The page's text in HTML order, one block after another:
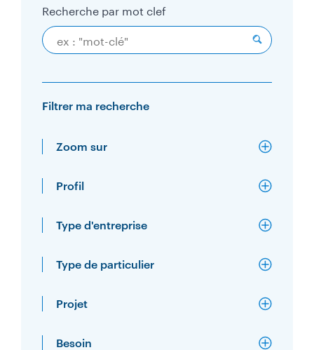
Recherche par mot clef
Filtrer ma recherche
Zoom sur
Profil
Type d'entreprise
Type de particulier
Projet
Besoin